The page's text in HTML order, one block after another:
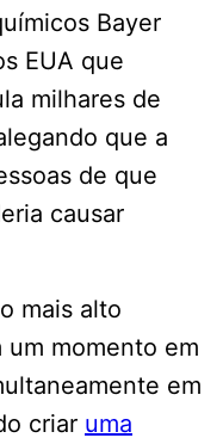
Bayer
EUA que
milhares de
que a
de que
causar
mais alto
momento em
em
criar uma